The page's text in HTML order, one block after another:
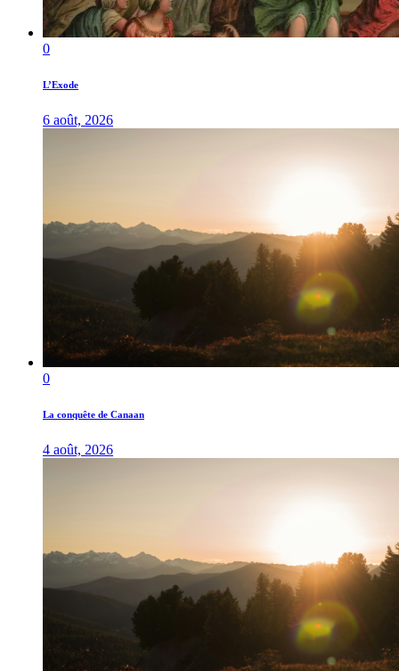
0
L’Exode
6 août, 2026
0
La conquête de Canaan
4 août, 2026